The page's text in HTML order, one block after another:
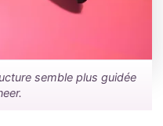
semble plus guidée